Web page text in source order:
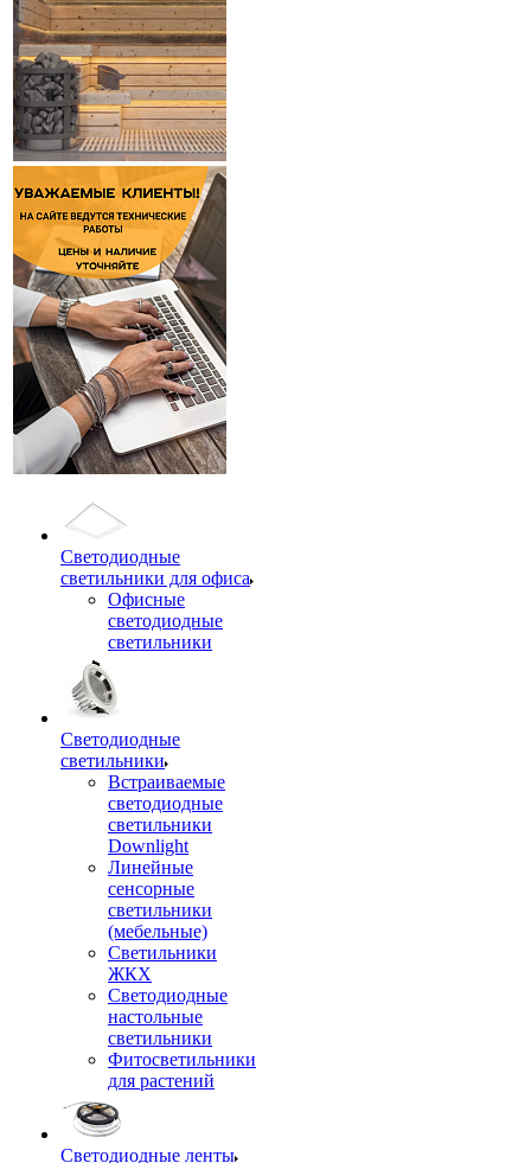
Светодиодные
светильники для офиса
Офисные
светодиодные
светильники
Светодиодные
светильники
Встраиваемые
светодиодные
светильники
Downlight
Линейные
сенсорные
светильники
(мебельные)
Светильники
ЖКХ
Светодиодные
настольные
светильники
Фитосветильники
для растений
Светодиодные ленты